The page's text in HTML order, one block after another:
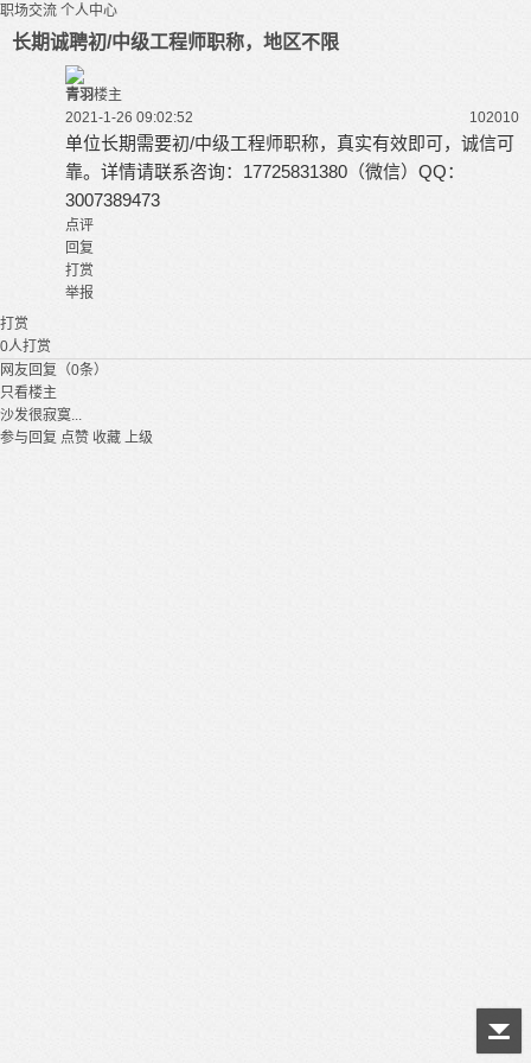
职场交流 个人中心
长期诚聘初/中级工程师职称，地区不限
青羽楼主
2021-1-26 09:02:52
102010
单位长期需要初/中级工程师职称，真实有效即可，诚信可
靠。 详情请联系咨询： 17725831380（微信）QQ：
3007389473
点评
回复
打赏
举报
打赏
0人打赏
网友回复（0条）
只看楼主
沙发很寂寞...
参与回复 点赞 收藏 上级